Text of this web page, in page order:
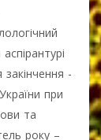
-
при
та
року –